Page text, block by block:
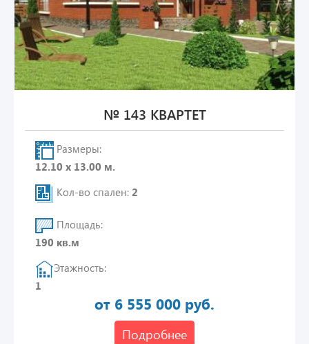
№ 143 КВАРТЕТ
Размеры:
12.10 х 13.00 м.
Кол-во спален: 2
Площадь:
190 кв.м
Этажность:
1
от 6 555 000 руб.
Подробнее